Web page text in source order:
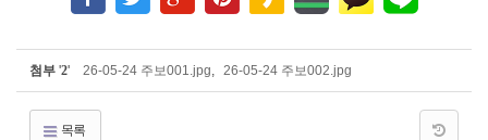
첨부 '2' 26-05-24 주보001.jpg, 26-05-24 주보002.jpg
목록